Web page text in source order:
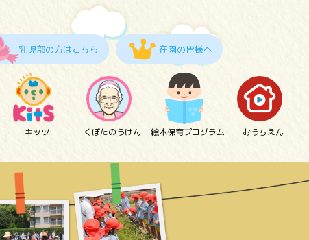
乳児部の方はこちら 在園の皆様へ
キッツ くぼたのうけん 絵本保育プログラム おうちえん